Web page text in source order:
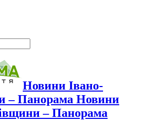
Новини Івано-
– Панорама Новини
– Панорама